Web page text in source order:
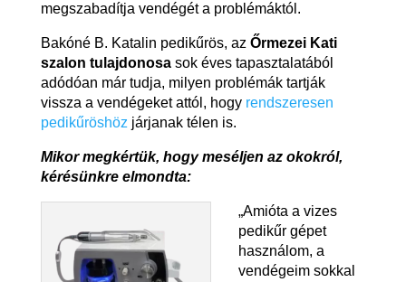
megszabadítja vendégét a problémáktól.
Bakóné B. Katalin pedikűrös, az Őrmezei Kati
szalon tulajdonosasok éves tapasztalatából
adódóan már tudja, milyen problémák tartják
vissza a vendégeket attól, hogy rendszeresen
pedikűröshöz járjanak télen is.
Mikor megkértük, hogy meséljen az okokról,
kérésünkre elmondta:
„Amióta a vizes
pedikűr gépet
használom, a
vendégeim sokkal